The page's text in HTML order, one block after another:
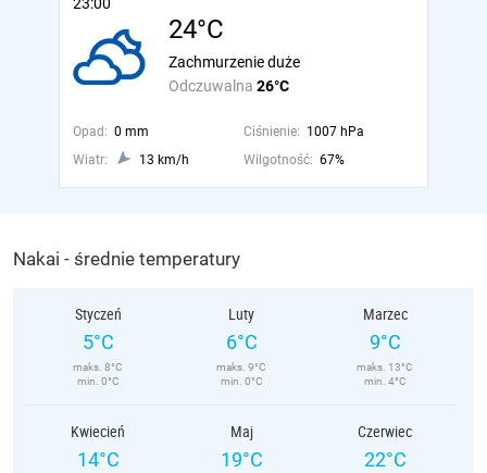
24°C
Odczuwalna 26°C
Zachmurzenie duże
Opad: 0 mm Ciśnienie: 1007 hPa
Wiatr:
13 km/h Wilgotność: 67%
Nakai - średnie temperatury
Styczeń
5°C
maks. 8°C
min. 0°C
Luty
6°C
maks. 9°C
min. 0°C
Marzec
9°C
maks. 13°C
min. 4°C
Kwiecień
14°C
Maj
19°C
Czerwiec
22°C